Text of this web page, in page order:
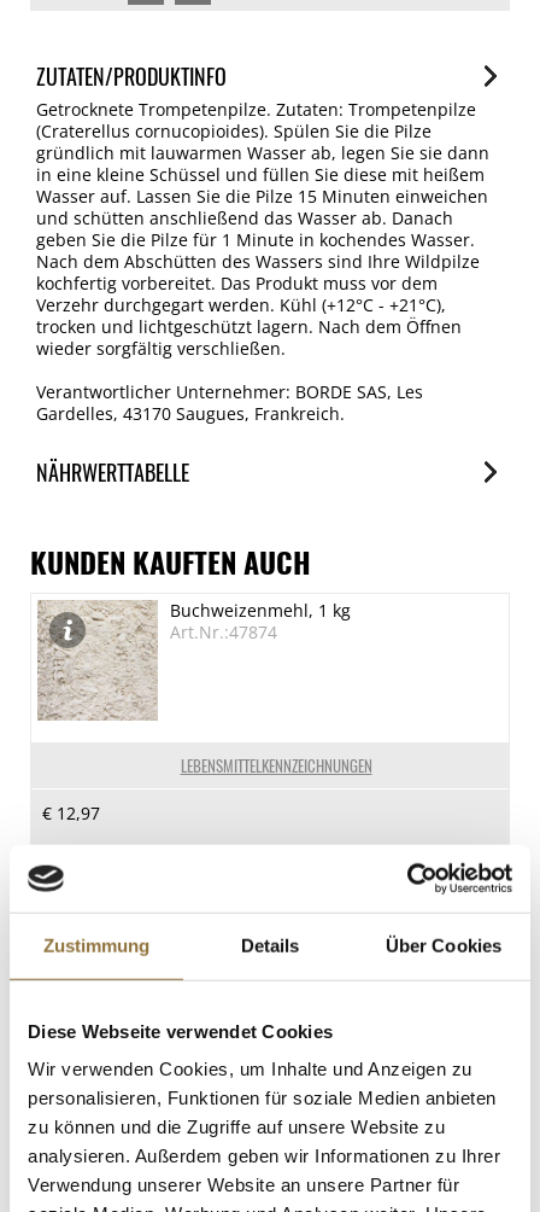
Zustimmung Details Über Cookies
Diese Webseite verwendet Cookies
Wir verwenden Cookies, um Inhalte und Anzeigen zu
personalisieren, Funktionen für soziale Medien anbieten
zu können und die Zugriffe auf unsere Website zu
analysieren. Außerdem geben wir Informationen zu Ihrer
Verwendung unserer Website an unsere Partner für
ZUTATEN/PRODUKTINFO
Getrocknete Trompetenpilze. Zutaten: Trompetenpilze
(Craterellus cornucopioides). Spülen Sie die Pilze
gründlich mit lauwarmen Wasser ab, legen Sie sie dann
in eine kleine Schüssel und füllen Sie diese mit heißem
Wasser auf. Lassen Sie die Pilze 15 Minuten einweichen
und schütten anschließend das Wasser ab. Danach
geben Sie die Pilze für 1 Minute in kochendes Wasser.
Nach dem Abschütten des Wassers sind Ihre Wildpilze
kochfertig vorbereitet. Das Produkt muss vor dem
Verzehr durchgegart werden. Kühl (+12°C - +21°C),
trocken und lichtgeschützt lagern. Nach dem Öffnen
wieder sorgfältig verschließen.
Verantwortlicher Unternehmer: BORDE SAS, Les
Gardelles, 43170 Saugues, Frankreich.
NÄHRWERTTABELLE
je 100g
Brennwert
1186 kJ/286 kcal
Fett
8 g
davon gesättigte Fettsäuren
17 g
< 0.5 g
Eiweiß
17 g
Salz
0.02 g
KUNDEN KAUFTEN AUCH
LEBENSMITTELKENNZEICHNUNGEN
Buchweizenmehl, 1 kg
Art.Nr.:47874
€ 12,97
LEBENSMITTELKENNZEICHNUNGEN
Sojasauce - Genen Shoyu, salzreduziert,
Kikkoman, Japan, 975 ml
€ 15,99
€ 16,40/ Liter